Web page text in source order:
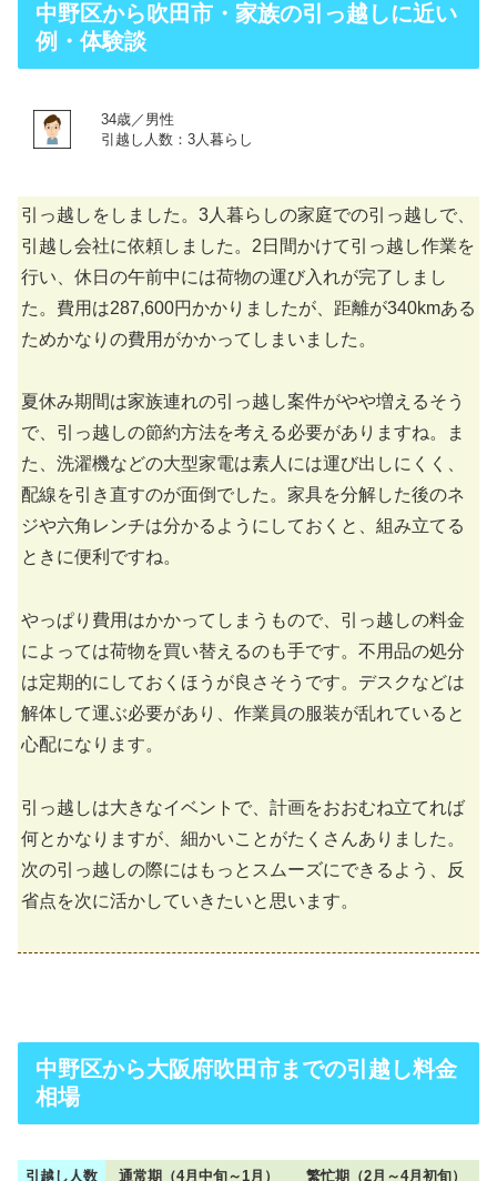
中野区から吹田市・家族の引っ越しに近い
例・体験談
34歳／男性
引越し人数：3人暮らし
引っ越しをしました。3人暮らしの家庭での引っ越しで、
引越し会社に依頼しました。2日間かけて引っ越し作業を
行い、休日の午前中には荷物の運び入れが完了しまし
た。費用は287,600円かかりましたが、距離が340kmある
ためかなりの費用がかかってしまいました。
夏休み期間は家族連れの引っ越し案件がやや増えるそう
で、引っ越しの節約方法を考える必要がありますね。ま
た、洗濯機などの大型家電は素人には運び出しにくく、
配線を引き直すのが面倒でした。家具を分解した後のネ
ジや六角レンチは分かるようにしておくと、組み立てる
ときに便利ですね。
やっぱり費用はかかってしまうもので、引っ越しの料金
によっては荷物を買い替えるのも手です。不用品の処分
は定期的にしておくほうが良さそうです。デスクなどは
解体して運ぶ必要があり、作業員の服装が乱れていると
心配になります。
引っ越しは大きなイベントで、計画をおおむね立てれば
何とかなりますが、細かいことがたくさんありました。
次の引っ越しの際にはもっとスムーズにできるよう、反
省点を次に活かしていきたいと思います。
中野区から大阪府吹田市までの引越し料金
相場
引越し人数 通常期（4月中旬～1月） 繁忙期（2月～4月初旬）